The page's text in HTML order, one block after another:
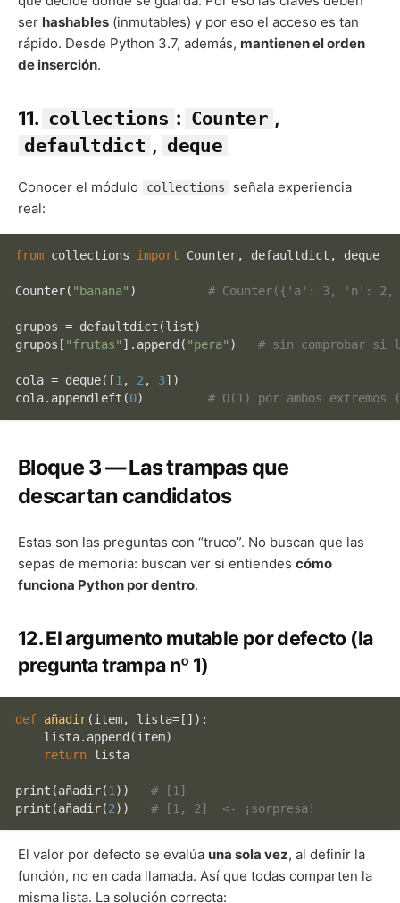
ser hashables (inmutables) y por eso el acceso es tan
rápido. Desde Python 3.7, además, mantienen el orden
de inserción.
11. collections : Counter ,
defaultdict , deque
Conocer el módulo collections
señala experiencia
real:
from collections import Counter, defaultdict, deque
Counter( "banana" ) # Counter({'a': 3, 'n':
grupos = defaultdict(list)
grupos[ "frutas" ].append( "pera" ) # sin comprobar si
cola = deque([1, 2, 3])
cola.appendleft(0) # O(1) por ambos
Bloque 3 — Las trampas que
descartan candidatos
Estas son las preguntas con “truco”. No buscan que las
sepas de memoria: buscan ver si entiendes cómo
funciona Python por dentro.
12. El argumento mutable por defecto (la
pregunta trampa nº 1)
def añadir(item, lista=[] ):
    lista.append(item)
return lista
print (añadir(1 )) # [1]
print (añadir(2)) # [1, 2]  <- ¡sorpresa!
El valor por defecto se evalúa una sola vez, al definir la
función, no en cada llamada. Así que todas comparten la
misma lista. La solución correcta: